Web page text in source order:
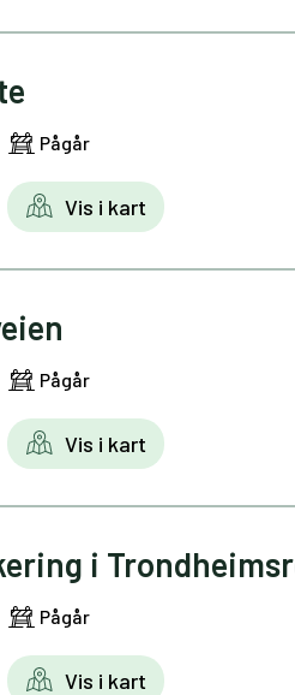
Pågår
Vis i kart
Pågår
Vis i kart
i
Pågår
Vis i kart